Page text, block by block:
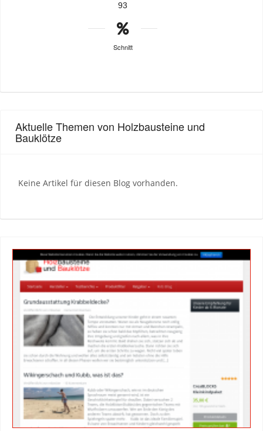
93
Schnitt
Aktuelle Themen von Holzbausteine und
Bauklötze
Keine Artikel für diesen Blog vorhanden.